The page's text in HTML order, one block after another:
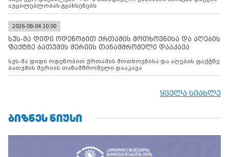
აუცილებლობას გვახსენებს
2026-08-04 10:00
სუს-მა დიდი ოდენობით ქრთამის მოთხოვნისა და აღების
ფაქტზე ბათუმის მერიის თანამშრომელი დააკავა
სუს-მა დიდი ოდენობით ქრთამის მოთხოვნისა და აღების ფაქტზე
ბათუმის მერიის თანამშრომელი დააკავა
ყველა სიახლე
ᲑᲘᲖᲜᲔᲡ ᲜᲘᲣᲡᲘ